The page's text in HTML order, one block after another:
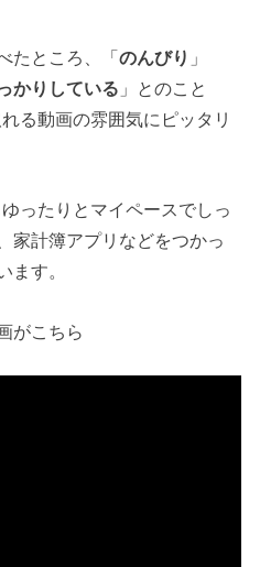
たところ、「のんびり 」
かりしている 」とのこと
る動画の雰囲気にピッタリ
ったりとマイペースでしっ
家計簿アプリなどをつかっ
ます。
がこちら